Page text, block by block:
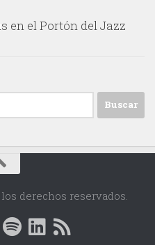
en el Portón del Jazz
derechos reservados.